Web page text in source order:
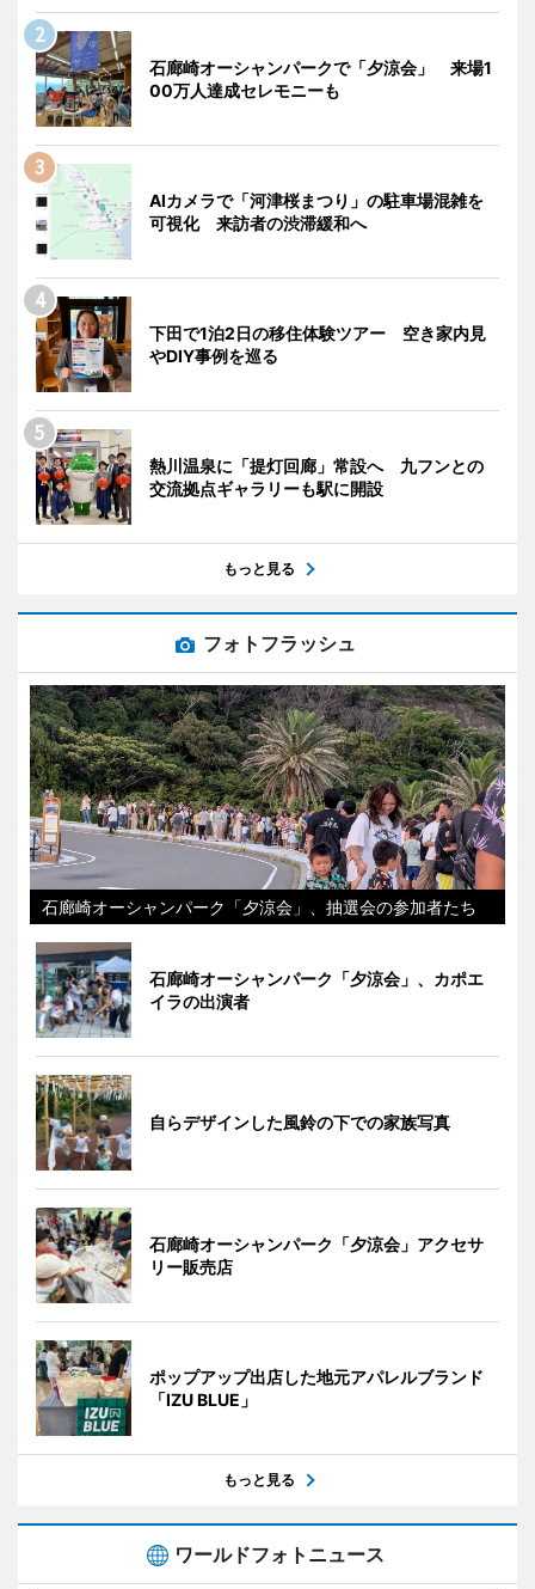
石廊崎オーシャンパークで「夕涼会」 来場1
00万人達成セレモニーも
AIカメラで「河津桜まつり」の駐車場混雑を
可視化 来訪者の渋滞緩和へ
下田で1泊2日の移住体験ツアー 空き家内見
やDIY事例を巡る
熱川温泉に「提灯回廊」常設へ 九フンとの
交流拠点ギャラリーも駅に開設
もっと見る
フォトフラッシュ
石廊崎オーシャンパーク「夕涼会」、抽選会の参加者たち
石廊崎オーシャンパーク「夕涼会」、カポエ
イラの出演者
自らデザインした風鈴の下での家族写真
石廊崎オーシャンパーク「夕涼会」アクセサ
リー販売店
ポップアップ出店した地元アパレルブランド
「IZU BLUE」
もっと見る
ワールドフォトニュース